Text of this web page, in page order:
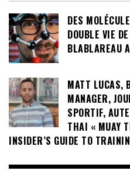
DES
DOUBLE VIE
BLABLAREAU
MATT LUCAS,
MANAGER,
SPORTIF,
THAI « MUAY
INSIDER’S GUIDE TO